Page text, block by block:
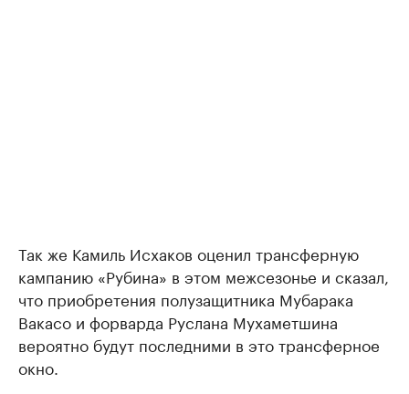
Так же Камиль Исхаков оценил трансферную
кампанию «Рубина» в этом межсезонье и сказал,
что приобретения полузащитника Мубарака
Вакасо и форварда Руслана Мухаметшина
вероятно будут последними в это трансферное
окно.